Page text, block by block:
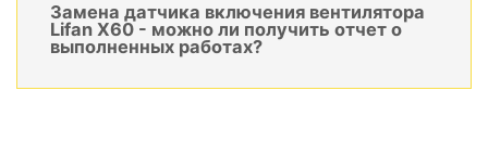
Замена датчика включения вентилятора
Lifan X60 - можно ли получить отчет о
выполненных работах?